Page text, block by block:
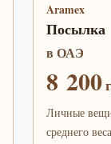
Aramex
Посылка
в ОАЭ
8 200
Личные
среднего